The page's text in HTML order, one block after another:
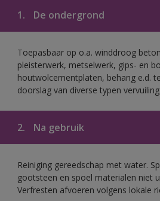
1. De ondergrond
Toepasbaar op o.a. winddroog
pleisterwerk, metselwerk, gips- en
houtwolcementplaten, behang e.d.
doorslag van diverse typen vervuiling.
2. Na gebruik
Reiniging gereedschap met water.
gootsteen en spoel materialen niet
Verfresten afvoeren volgens lokale